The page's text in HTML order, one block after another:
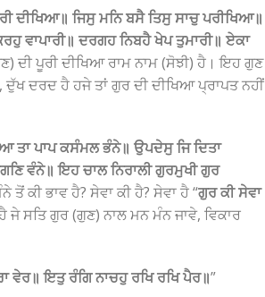
ਦੀਖਿਆ॥ ਜਿਸੁ ਮਨਿ ਬਸੈ ਤਿਸੁ ਸਾਚੁ ਪਰੀਖਿਆ॥
ਵਾਪਾਰੀ॥ ਦਰਗਹ ਨਿਬਹੈ ਖੇਪ ਤੁਮਾਰੀ॥ ਏਕਾ
ਦੀ ਪੂਰੀ ਦੀਖਿਆ ਰਾਮ ਨਾਮ (ਸੋਝੀ) ਹੈ। ਇਹ ਗੁਣ
ਦਰਦ ਹੈ ਹਜੇ ਤਾਂ ਗੁਰ ਦੀ ਦੀਖਿਆ ਪ੍ਰਾਪਤ ਨਹੀਂ
ਤਾ ਪਾਪ ਕਸੰਮਲ ਭੰਨੇ॥ ਉਪਦੇਸੁ ਜਿ ਦਿਤਾ
ਵੰਨੇ॥ ਇਹ ਚਾਲ ਨਿਰਾਲੀ ਗੁਰਮੁਖੀ ਗੁਰ
ਤੋਂ ਕੀ ਭਾਵ ਹੈ? ਸੇਵਾ ਕੀ ਹੈ? ਸੇਵਾ ਹੈ “ਗੁਰ ਕੀ ਸੇਵਾ
ਜੇ ਸਤਿ ਗੁਰ (ਗੁਣ) ਨਾਲ ਮਨ ਮੰਨ ਜਾਵੇ, ਵਿਕਾਰ
ਵੇਰ॥ ਇਤੁ ਰੰਗਿ ਨਾਚਹੁ ਰਖਿ ਰਖਿ ਪੈਰ॥”